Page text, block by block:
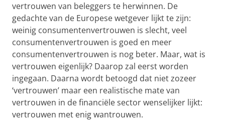
vertrouwen van beleggers te herwinnen. De
gedachte van de Europese wetgever lijkt te zijn:
weinig consumentenvertrouwen is slecht, veel
consumentenvertrouwen is goed en meer
consumentenvertrouwen is nog beter. Maar, wat is
vertrouwen eigenlijk? Daarop zal eerst worden
ingegaan. Daarna wordt betoogd dat niet zozeer
‘vertrouwen’ maar een realistische mate van
vertrouwen in de financiële sector wenselijker lijkt:
vertrouwen met enig wantrouwen.